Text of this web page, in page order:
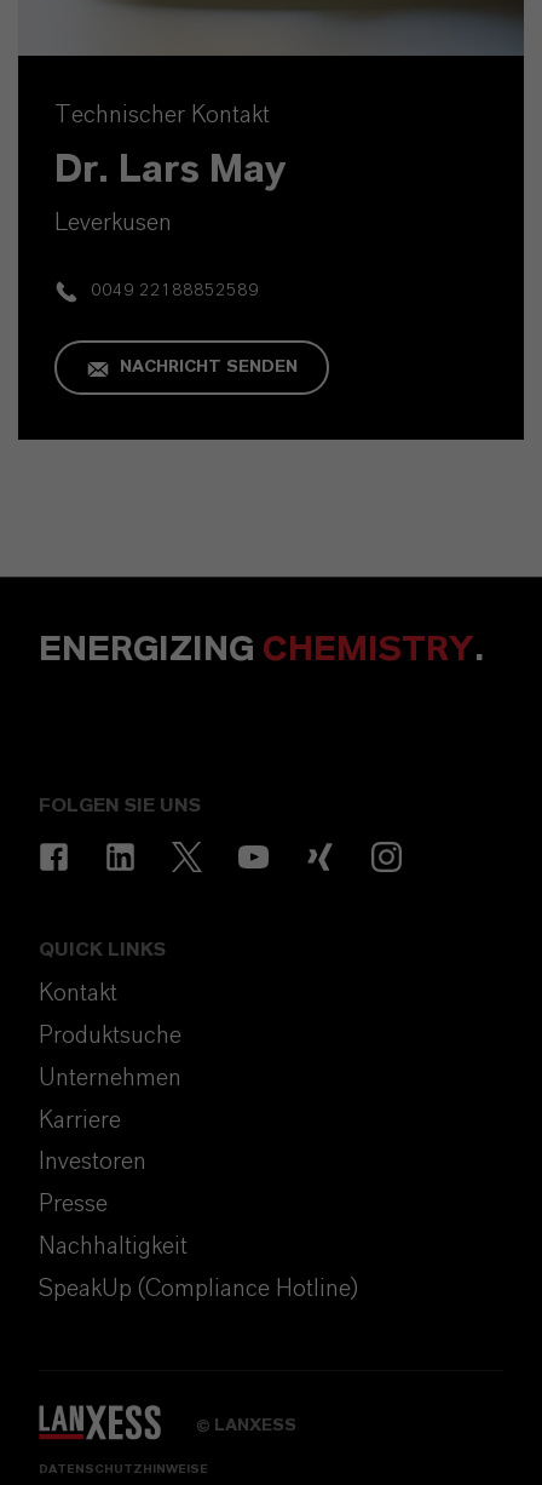
Technischer Kontakt
Dr. Lars May
Leverkusen
0049 22188852589
NACHRICHT SENDEN
ENERGIZING CHEMISTRY.
FOLGEN SIE UNS
QUICK LINKS
Kontakt
Produktsuche
Unternehmen
Karriere
Investoren
Presse
Nachhaltigkeit
SpeakUp (Compliance Hotline)
© LANXESS
DATENSCHUTZHINWEISE